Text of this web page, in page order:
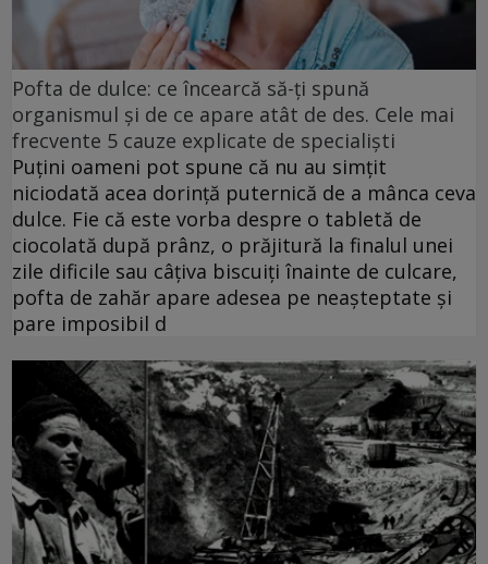
Pofta de dulce: ce încearcă să-ți spună
organismul și de ce apare atât de des. Cele mai
frecvente 5 cauze explicate de specialiști
Puțini oameni pot spune că nu au simțit
niciodată acea dorință puternică de a mânca ceva
dulce. Fie că este vorba despre o tabletă de
ciocolată după prânz, o prăjitură la finalul unei
zile dificile sau câțiva biscuiți înainte de culcare,
pofta de zahăr apare adesea pe neașteptate și
pare imposibil d